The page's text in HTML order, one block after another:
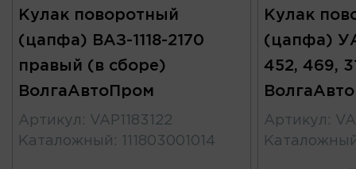
Кулак поворотный
(цапфа) ВАЗ-1118-2170
правый (в сборе)
ВолгаАвтоПром
Артикул : VAP1183122
Каталожный : 111803001014
Кулак
(цапфа)
452, 469,
Артикул :